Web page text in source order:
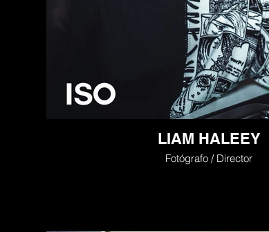
LIAM HALEEY
Fotógrafo / Director